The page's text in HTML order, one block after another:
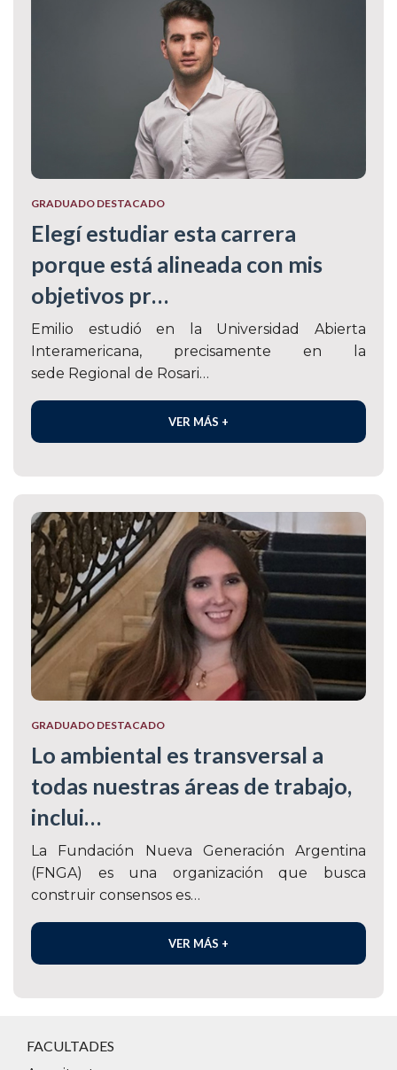
GRADUADO DESTACADO
Elegí estudiar esta carrera
porque está alineada con mis
objetivos pr…
Emilio estudió en la Universidad Abierta
Interamericana, precisamente en la
sede Regional de Rosari…
VER MÁS +
GRADUADO DESTACADO
Lo ambiental es transversal a
todas nuestras áreas de trabajo,
inclui…
La Fundación Nueva Generación Argentina
(FNGA) es una organización que busca
construir consensos es…
VER MÁS +
FACULTADES